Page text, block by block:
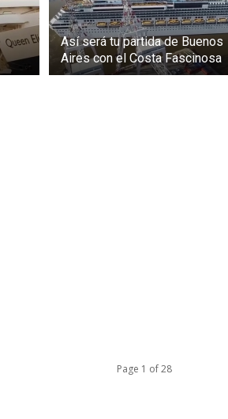
Así será tu partida de Buenos
Aires con el Costa Fascinosa
Page 1 of 28